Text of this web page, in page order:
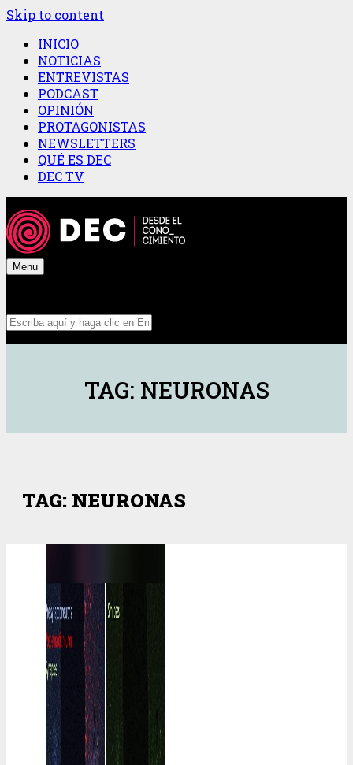
Skip to content
INICIO
NOTICIAS
ENTREVISTAS
PODCAST
OPINIÓN
PROTAGONISTAS
NEWSLETTERS
QUÉ ES DEC
DEC TV
Menu
TAG: NEURONAS
TAG: NEURONAS